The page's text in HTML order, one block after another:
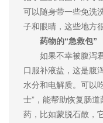
可以随身带一些免洗
子和眼睛，这些地方
药物的“急救包”
如果不幸被腹泻
口服补液盐，这是腹
水分和电解质。可以
士”，能帮助恢复肠
药，比如蒙脱石散，